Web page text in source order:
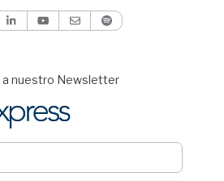
a nuestro Newsletter